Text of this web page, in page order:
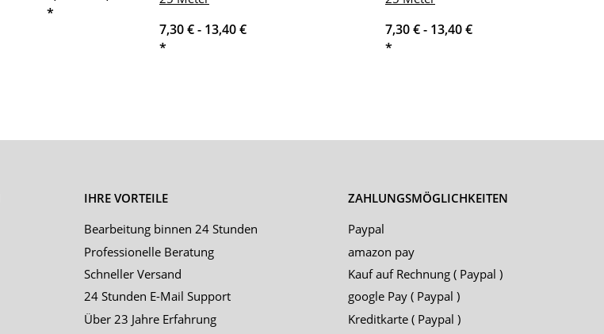
*
7,30 € - 13,40 €
*
7,30 € - 13,40 €
*
IHRE VORTEILE
Bearbeitung binnen 24 Stunden
Professionelle Beratung
Schneller Versand
24 Stunden E-Mail Support
Über 23 Jahre Erfahrung
ZAHLUNGSMÖGLICHKEITEN
Paypal
amazon pay
Kauf auf Rechnung ( Paypal )
google Pay ( Paypal )
Kreditkarte ( Paypal )